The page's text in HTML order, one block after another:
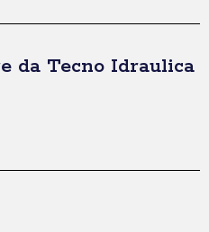
da Tecno Idraulica